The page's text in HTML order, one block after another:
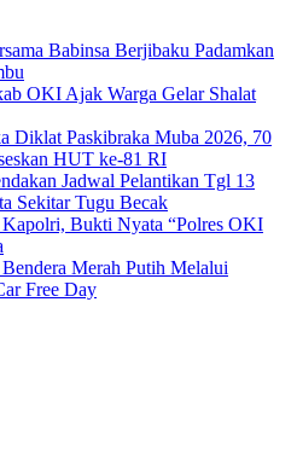
Babinsa Berjibaku Padamkan
OKI Ajak Warga Gelar Shalat
Diklat Paskibraka Muba 2026, 70
HUT ke-81 RI
Jadwal Pelantikan Tgl 13
Sekitar Tugu Becak
Bukti Nyata “Polres OKI
Merah Putih Melalui
Free Day